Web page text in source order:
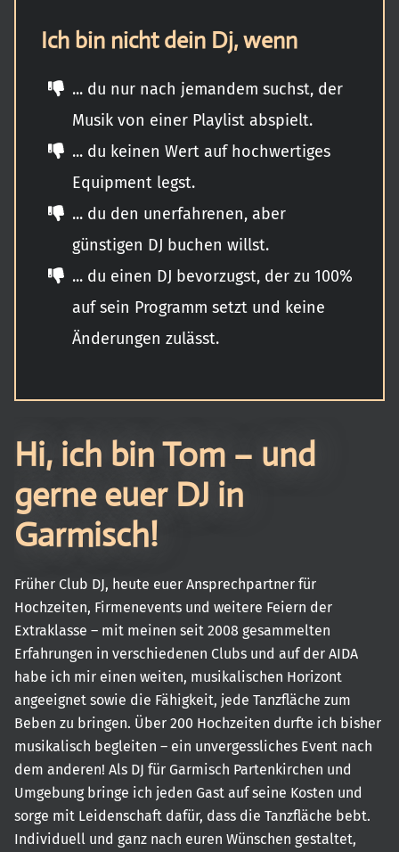
Ich bin nicht dein Dj, wenn
... du nur nach jemandem suchst, der
Musik von einer Playlist abspielt.
... du keinen Wert auf hochwertiges
Equipment legst.
... du den unerfahrenen, aber
günstigen DJ buchen willst.
... du einen DJ bevorzugst, der zu 100%
auf sein Programm setzt und keine
Änderungen zulässt.
Hi, ich bin Tom – und
gerne euer DJ in
Garmisch!
Früher Club DJ, heute euer Ansprechpartner für
Hochzeiten, Firmenevents und weitere Feiern der
Extraklasse – mit meinen seit 2008 gesammelten
Erfahrungen in verschiedenen Clubs und auf der AIDA
habe ich mir einen weiten, musikalischen Horizont
angeeignet sowie die Fähigkeit, jede Tanzfläche zum
Beben zu bringen. Über 200 Hochzeiten durfte ich bisher
musikalisch begleiten – ein unvergessliches Event nach
dem anderen! Als DJ für Garmisch Partenkirchen und
Umgebung bringe ich jeden Gast auf seine Kosten und
sorge mit Leidenschaft dafür, dass die Tanzfläche bebt.
Individuell und ganz nach euren Wünschen gestaltet,